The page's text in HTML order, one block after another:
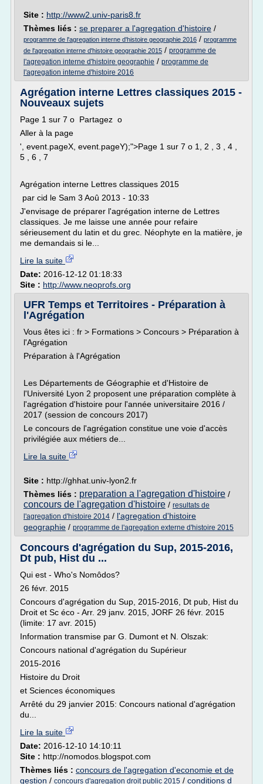
Site : http://www2.univ-paris8.fr
Thèmes liés : se preparer a l'agregation d'histoire /
programme de l'agregation interne d'histoire geographie 2016 / programme
de l'agregation interne d'histoire geographie 2015 / programme de
l'agregation interne d'histoire geographie / programme de
l'agregation interne d'histoire 2016
Agrégation interne Lettres classiques 2015 -
Nouveaux sujets
Page 1 sur 7 o Partagez o
Aller à la page
', event.pageX, event.pageY);">Page 1 sur 7 o 1, 2 , 3 , 4 ,
5 , 6 , 7
Agrégation interne Lettres classiques 2015
par cid le Sam 3 Aoû 2013 - 10:33
J'envisage de préparer l'agrégation interne de Lettres
classiques. Je me laisse une année pour refaire
sérieusement du latin et du grec. Néophyte en la matière, je
me demandais si le...
Lire la suite
Date: 2016-12-12 01:18:33
Site : http://www.neoprofs.org
UFR Temps et Territoires - Préparation à
l'Agrégation
Vous êtes ici : fr > Formations > Concours > Préparation à
l'Agrégation
Préparation à l'Agrégation
Les Départements de Géographie et d'Histoire de
l'Université Lyon 2 proposent une préparation complète à
l'agrégation d'histoire pour l'année universitaire 2016 /
2017 (session de concours 2017)
Le concours de l'agrégation constitue une voie d'accès
privilégiée aux métiers de...
Lire la suite
Site : http://ghhat.univ-lyon2.fr
Thèmes liés : preparation a l'agregation d'histoire /
concours de l'agregation d'histoire / resultats de
l'agregation d'histoire 2014 / l'agregation d'histoire
geographie / programme de l'agregation externe d'histoire 2015
Concours d'agrégation du Sup, 2015-2016,
Dt pub, Hist du ...
Qui est - Who's Nomôdos?
26 févr. 2015
Concours d'agrégation du Sup, 2015-2016, Dt pub, Hist du
Droit et Sc éco - Arr. 29 janv. 2015, JORF 26 févr. 2015
(limite: 17 avr. 2015)
Information transmise par G. Dumont et N. Olszak:
Concours national d'agrégation du Supérieur
2015-2016
Histoire du Droit
et Sciences économiques
Arrêté du 29 janvier 2015: Concours national d'agrégation
du...
Lire la suite
Date: 2016-12-10 14:10:11
Site : http://nomodos.blogspot.com
Thèmes liés : concours de l'agregation d'economie et de
gestion / concours d'agregation droit public 2015 / conditions d